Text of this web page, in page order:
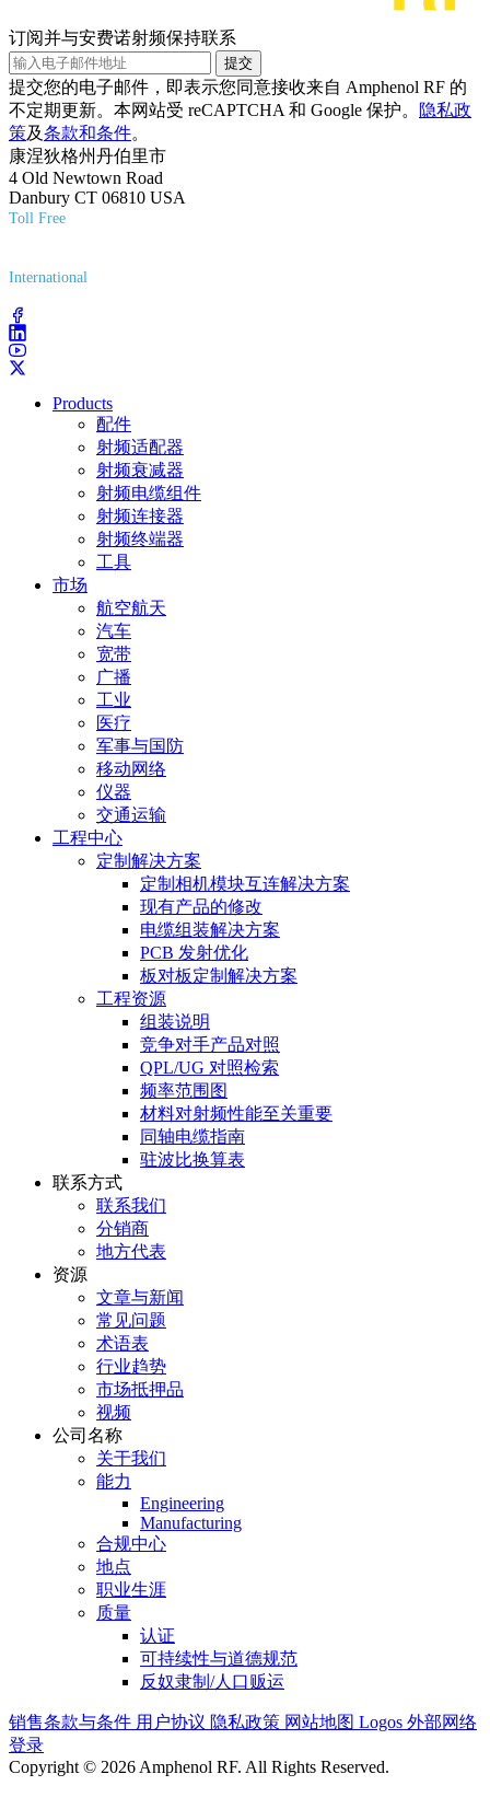
订阅并与安费诺射频保持联系
提交
提交您的电子邮件，即表示您同意接收来自 Amphenol RF 的
不定期更新。本网站受 reCAPTCHA 和 Google 保护。
隐私政
策及条款和条件。
康涅狄格州丹伯里市
4 Old Newtown Road
Danbury CT 06810 USA
Toll Free
International
Products
配件
射频适配器
射频衰减器
射频电缆组件
射频连接器
射频终端器
工具
市场
航空航天
汽车
宽带
广播
工业
医疗
军事与国防
移动网络
仪器
交通运输
工程中心
定制解决方案
定制相机模块互连解决方案
现有产品的修改
电缆组装解决方案
PCB 发射优化
板对板定制解决方案
工程资源
组装说明
竞争对手产品对照
QPL/UG 对照检索
频率范围图
材料对射频性能至关重要
同轴电缆指南
驻波比换算表
联系方式
联系我们
分销商
地方代表
资源
文章与新闻
常见问题
术语表
行业趋势
市场抵押品
视频
公司名称
关于我们
能力
Engineering
Manufacturing
合规中心
地点
职业生涯
质量
认证
可持续性与道德规范
反奴隶制/人口贩运
销售条款与条件 用户协议 隐私政策 网站地图 Logos 外部网络
登录
Copyright © 2026 Amphenol RF. All Rights Reserved.